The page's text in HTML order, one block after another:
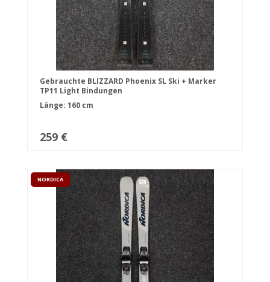
Gebrauchte BLIZZARD Phoenix SL Ski + Marker
TP11 Light Bindungen
Länge: 160 cm
259 €
NORDICA